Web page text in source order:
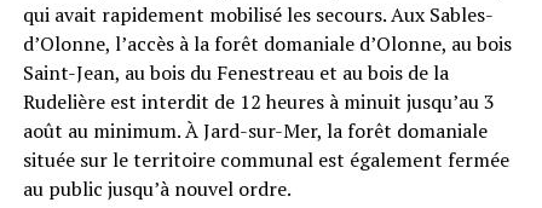
qui avait rapidement mobilisé les secours. Aux Sables-
d’Olonne, l’accès à la forêt domaniale d’Olonne, au bois
Saint-Jean, au bois du Fenestreau et au bois de la
Rudelière est interdit de 12 heures à minuit jusqu’au 3
août au minimum. À Jard-sur-Mer, la forêt domaniale
située sur le territoire communal est également fermée
au public jusqu’à nouvel ordre.